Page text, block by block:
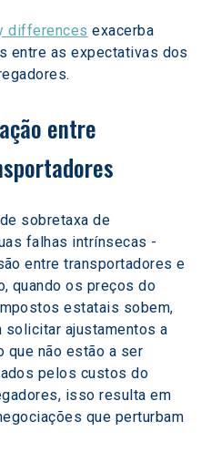
differences exacerba
entre as expectativas dos
entre
sobretaxa de
falhas intrínsecas -
entre transportadores e
quando os preços do
estatais sobem,
ajustamentos a
que não estão a ser
pelos custos do
isso resulta em
que perturbam